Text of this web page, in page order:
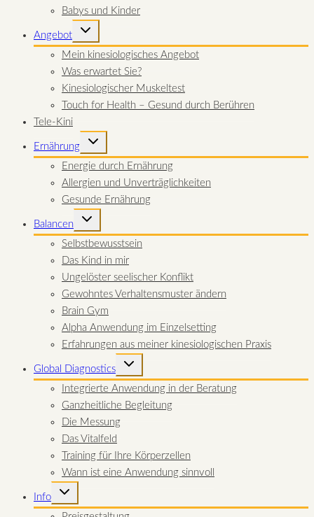
Babys und Kinder
Angebot
UNTERMENÜ
Mein kinesiologisches Angebot
Was erwartet Sie?
Kinesiologischer Muskeltest
Touch for Health – Gesund durch Berühren
Tele-Kini
Ernährung
UNTERMENÜ
Energie durch Ernährung
Allergien und Unverträglichkeiten
Gesunde Ernährung
Balancen
UNTERMENÜ
Selbstbewusstsein
Das Kind in mir
Ungelöster seelischer Konflikt
Gewohntes Verhaltensmuster ändern
Brain Gym
Alpha Anwendung im Einzelsetting
Erfahrungen aus meiner kinesiologischen Praxis
Global Diagnostics
UNTERMENÜ
Integrierte Anwendung in der Beratung
Ganzheitliche Begleitung
Die Messung
Das Vitalfeld
Training für Ihre Körperzellen
Wann ist eine Anwendung sinnvoll
Info
UNTERMENÜ